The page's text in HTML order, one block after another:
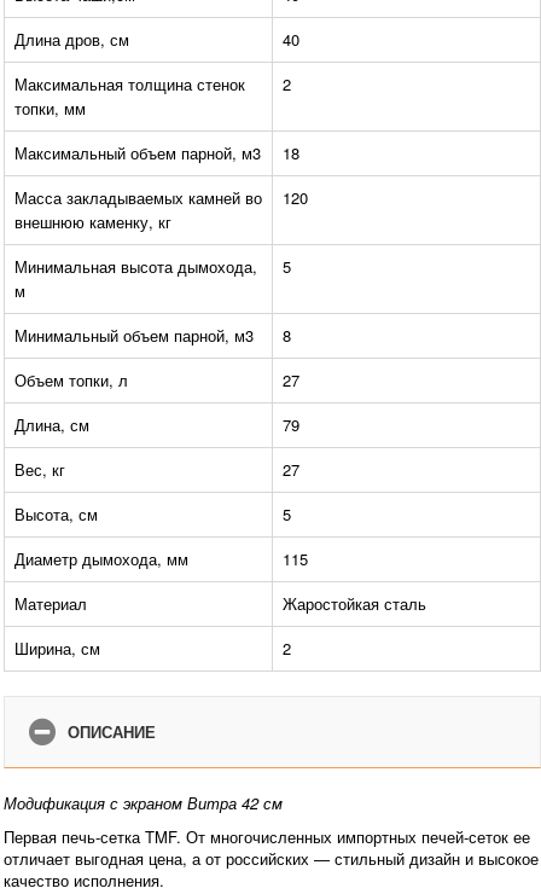
Длина дров, см
40
Максимальная толщина стенок
топки, мм
2
Максимальный объем парной, м3
18
Масса закладываемых камней во
внешнюю каменку, кг
120
Минимальная высота дымохода,
м
5
Минимальный объем парной, м3
8
Объем топки, л
27
Длина, см
79
Вес, кг
27
Высота, см
5
Диаметр дымохода, мм
115
Материал
Жаростойкая сталь
Ширина, см
2
ОПИСАНИЕ
Модификация с экраном Витра 42 см
Первая печь-сетка TMF. От многочисленных импортных печей-сеток ее
отличает выгодная цена, а от российских — стильный дизайн и высокое
качество исполнения.